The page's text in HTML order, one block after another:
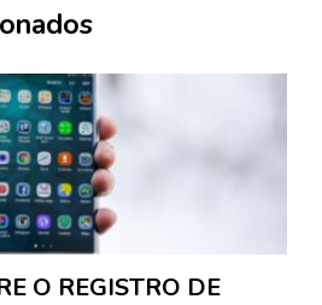
O REGISTRO DE